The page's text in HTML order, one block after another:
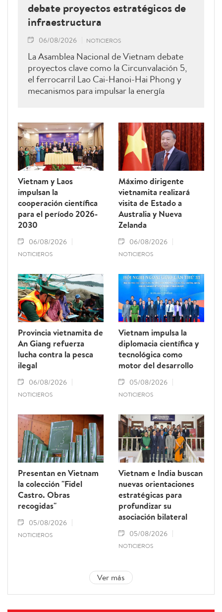
debate proyectos estratégicos de
infraestructura
06/08/2026 NOTICIEROS
La Asamblea Nacional de Vietnam debate
proyectos clave como la Circunvalación 5,
el ferrocarril Lao Cai-Hanoi-Hai Phong y
mecanismos para impulsar la energía
Vietnam y Laos
impulsan la
cooperación científica
para el período 2026-
2030
06/08/2026
NOTICIEROS
Máximo dirigente
vietnamita realizará
visita de Estado a
Australia y Nueva
Zelanda
06/08/2026
NOTICIEROS
Provincia vietnamita de
An Giang refuerza
lucha contra la pesca
ilegal
06/08/2026
NOTICIEROS
Vietnam impulsa la
diplomacia científica y
tecnológica como
motor del desarrollo
05/08/2026
NOTICIEROS
Presentan en Vietnam
la colección "Fidel
Castro. Obras
recogidas"
05/08/2026
NOTICIEROS
Vietnam e India buscan
nuevas orientaciones
estratégicas para
profundizar su
asociación bilateral
05/08/2026
NOTICIEROS
Ver más